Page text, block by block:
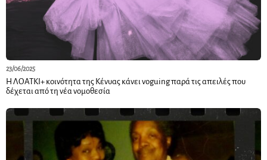
23/06/2025
Η ΛΟΑΤΚΙ+ κοινότητα της Κένυας κάνει voguing παρά τις απειλές που
δέχεται από τη νέα νομοθεσία